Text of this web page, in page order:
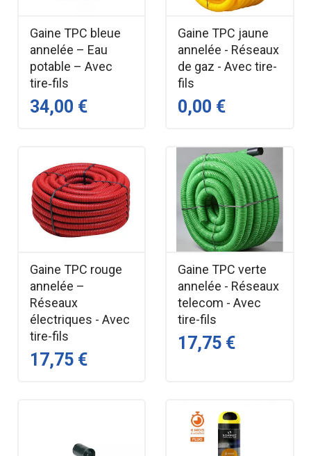
Gaine TPC bleue
annelée – Eau
potable – Avec
tire‑fils
34,00 €
Gaine TPC jaune
annelée - Réseaux
de gaz - Avec tire-
fils
0,00 €
Gaine TPC rouge
annelée –
Réseaux
électriques - Avec
tire-fils
17,75 €
Gaine TPC verte
annelée - Réseaux
telecom - Avec
tire-fils
17,75 €